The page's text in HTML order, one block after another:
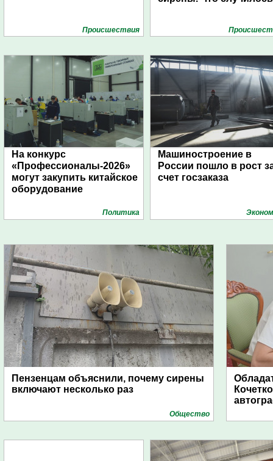
Проиcшествия
На конкурс
«Профессионалы-2026»
могут закупить китайское
оборудование
Политика
Машиностроение в
России пошло в рост
счет госзаказа
Пензенцам объяснили, почему сирены
включают несколько раз
Общество